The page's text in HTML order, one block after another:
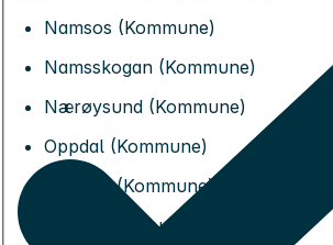
Namsos (Kommune)
Namsskogan (Kommune)
Nærøysund (Kommune)
Oppdal (Kommune)
Orkland (Kommune)
Osen (Kommune)